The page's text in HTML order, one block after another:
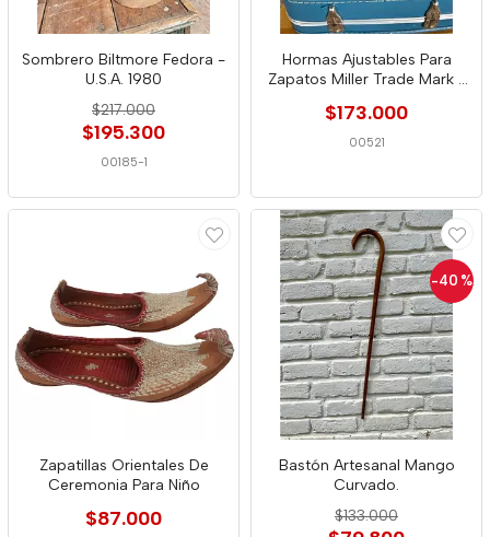
Sombrero Biltmore Fedora -
U.S.A. 1980
$217.000
$195.300
00185-1
Hormas Ajustables Para
Zapatos Miller Trade Mark -
$173.000
00521
Zapatillas Orientales De
Ceremonia Para Niño
$87.000
-40 %
Bastón Artesanal Mango
Curvado.
$133.000